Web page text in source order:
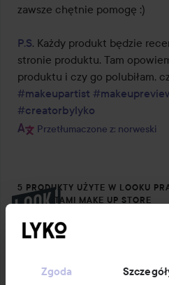
Zgoda
zawsze chętnie pomogę :)
P.S. Każdy produkt będzie
stronie produktu. Tam
produktu i czy go polubiłam,
#makeupartist
#creatorbylyko
Przetłumaczone z: norweski
5 PRODUKTY UŻYTE W LOOKU
PRODUKTAMI MAKE UP STORE
POMIŃ SEKCJĘ